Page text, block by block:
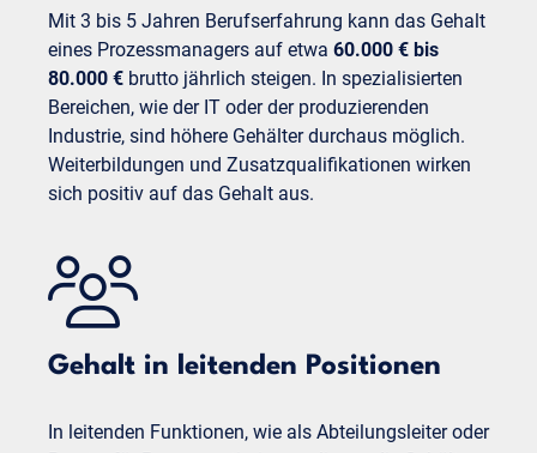
Mit 3 bis 5 Jahren Berufserfahrung kann das Gehalt
eines Prozessmanagers auf etwa 60.000 € bis
80.000 € brutto jährlich steigen. In spezialisierten
Bereichen, wie der IT oder der produzierenden
Industrie, sind höhere Gehälter durchaus möglich.
Weiterbildungen und Zusatzqualifikationen wirken
sich positiv auf das Gehalt aus.
Gehalt in leitenden Positionen
In leitenden Funktionen, wie als Abteilungsleiter oder